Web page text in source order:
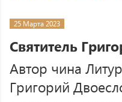
25 Марта 2023
Святитель
Автор чина
Григорий